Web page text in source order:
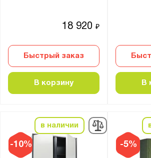
18 920₽
Быстрый заказ
В корзину В
-10%
в наличии
-5%